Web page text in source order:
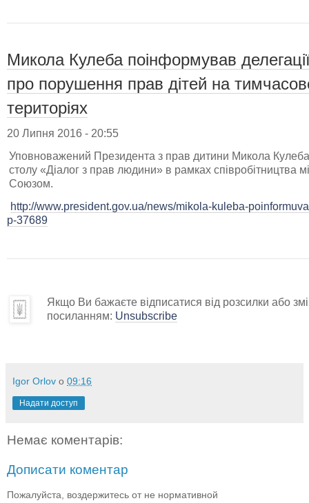
Микола Кулеба поінформував
про порушення прав дітей на
територіях
20 Липня 2016 - 20:55
Уповноважений Президента з прав дитини Микола Кулеба
столу «Діалог з прав людини» в рамках співробітництва
Союзом.
http://www.president.gov.ua/news/mikola-kuleba-
p-37689
Якщо Ви бажаєте відписатися від розсилки або
посиланням: Unsubscribe
Igor Orlov о 09:16
Надати доступ
Немає коментарів:
Дописати коментар
Пожалуйста, воздержитесь от не нормативной